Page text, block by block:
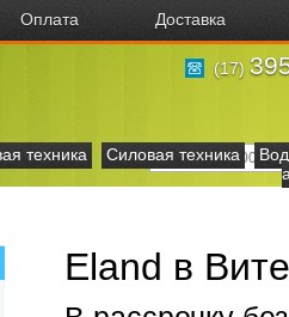
Оплата Доставка
(17)
техника Силовая техника
Eland в